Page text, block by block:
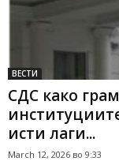
ВЕСТИ
СДС како
исти лаги...
March 12, 2026 во 9:33